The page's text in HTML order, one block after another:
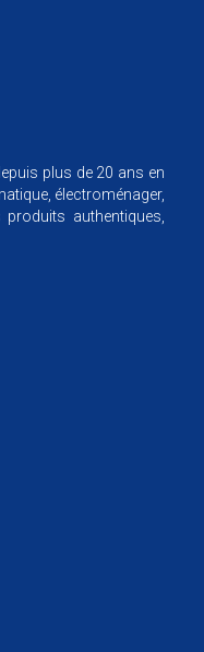
plus de 20 ans en
électroménager,
authentiques,